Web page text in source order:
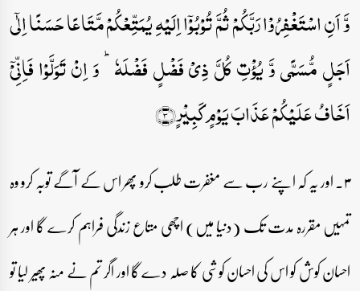
وَّ اَنِ اسۡتَغۡفِرُوۡا رَبَّکُمۡ ثُمَّ تُوۡبُوۡۤا اِلَیۡہِ یُمَتِّعۡکُمۡ مَّتَاعًا حَسَنًا اِلٰۤی
اَجَلٍ مُّسَمًّی وَّ یُؤۡتِ کُلَّ ذِیۡ فَضۡلٍ فَضۡلَہٗ ؕ وَ اِنۡ تَوَلَّوۡا فَاِنِّیۡۤ
اَخَافُ عَلَیۡکُمۡ عَذَابَ یَوۡمٍ کَبِیۡرٍ﴿۳﴾
۳۔ اور یہ کہ اپنے رب سے مغفرت طلب کرو پھر اس کے آگے توبہ کرو وہ
تمہیں مقررہ مدت تک (دنیا میں) اچھی متاع زندگی فراہم کرے گا اور ہر
احسان کوش کو اس کی احسان کوشی کا صلہ دے گا اور اگر تم نے منہ پھیر لیا تو